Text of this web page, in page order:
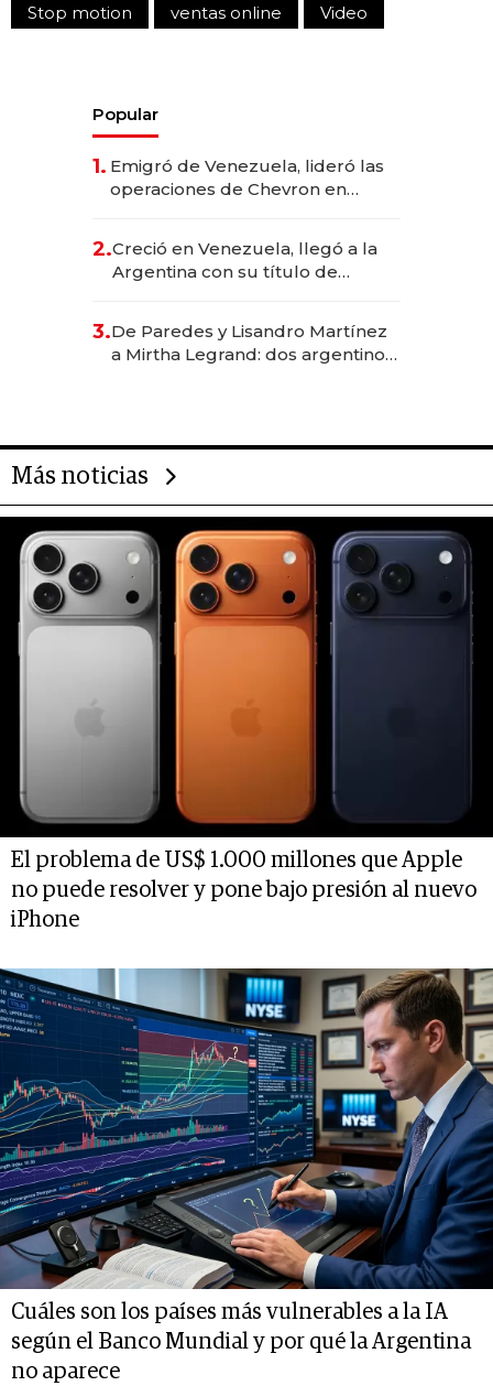
Stop motion
ventas online Video
Popular
1. Emigró de Venezuela, lideró las
operaciones de Chevron en
2.Creció en Venezuela, llegó a la
Argentina con su título de
las marcas "fast premium"
3.De Paredes y Lisandro Martínez
a Mirtha Legrand: dos argentinos
Más noticias
El problema de US$ 1.000 millones que Apple
no puede resolver y pone bajo presión al nuevo
iPhone
Cuáles son los países más vulnerables a la IA
según el Banco Mundial y por qué la Argentina
no aparece